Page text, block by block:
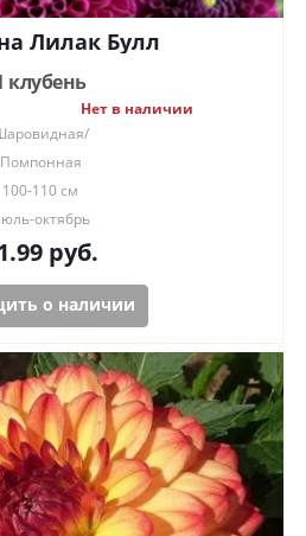
Лилак Булл
клубень
Нет в наличии
Помпонная
100-110 см
октябрь
руб.
о наличии